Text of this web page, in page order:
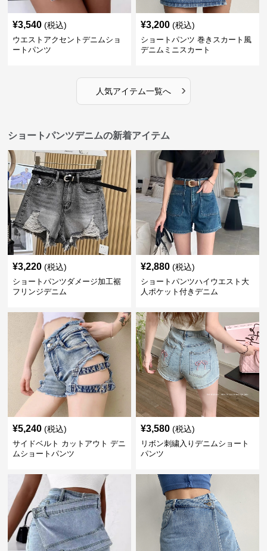
¥3,540 (税込)
ウエストアクセントデニムショ
ートパンツ
¥3,200 (税込)
ショートパンツ 巻きスカート風
デニムミニスカート
人気アイテム一覧へ ›
ショートパンツデニムの新着アイテム
¥3,220 (税込)
ショートパンツダメージ加工裾
フリンジデニム
¥2,880 (税込)
ショートパンツハイウエスト大
人ポケット付きデニム
¥5,240 (税込)
サイドベルト カットアウト デニ
ムショートパンツ
¥3,580 (税込)
リボン刺繍入りデニムショート
パンツ